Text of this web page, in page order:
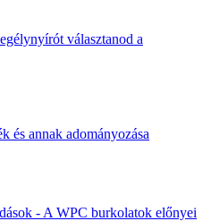
választanod a
és annak adományozása
- A WPC burkolatok előnyei